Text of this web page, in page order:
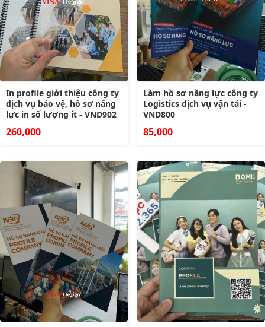
In profile giới thiệu công ty
dịch vụ bảo vệ, hồ sơ năng
lực in số lượng ít - VND902
260,000
Làm hồ sơ năng lực công ty
Logistics dịch vụ vận tải -
VND800
85,000